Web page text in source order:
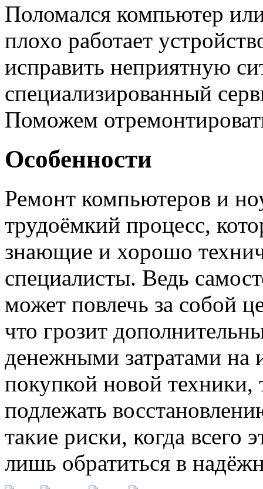
Поломался компьютер
плохо работает
исправить неприятную
специализированный
Поможем
Особенности
Ремонт компьютеров и
трудоёмкий процесс,
знающие и хорошо
специалисты. Ведь
может повлечь за собой
что грозит
денежными затратами на
покупкой новой техники,
подлежать
такие риски, когда
лишь обратиться в